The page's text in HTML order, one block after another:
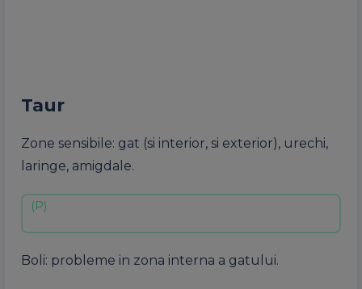
Taur
Zone sensibile: gat (si interior, si exterior), urechi,
laringe, amigdale.
Boli: probleme in zona interna a gatului.